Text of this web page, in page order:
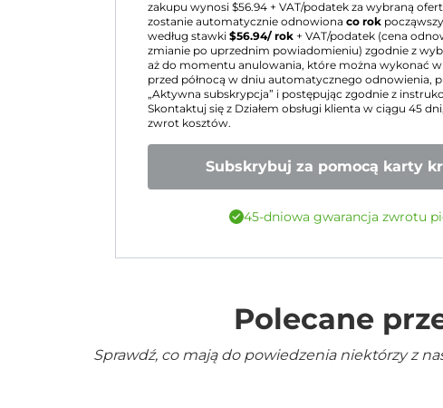
zakupu wynosi $56.94 + VAT/podatek za wybraną
zostanie automatycznie odnowiona co rok
według stawki $56.94/ rok + VAT/podatek (cena
zmianie po uprzednim powiadomieniu) zgodnie z
aż do momentu anulowania, które można wykonać
przed północą w dniu automatycznego odnowienia,
„Aktywna subskrypcja” i postępując zgodnie z
Skontaktuj się z Działem obsługi klienta w ciągu 45
zwrot kosztów.
Subskrybuj za pomocą karty
45-dniowa gwarancja zwrotu
Polecane
Sprawdź, co mają do powiedzenia niektórzy z